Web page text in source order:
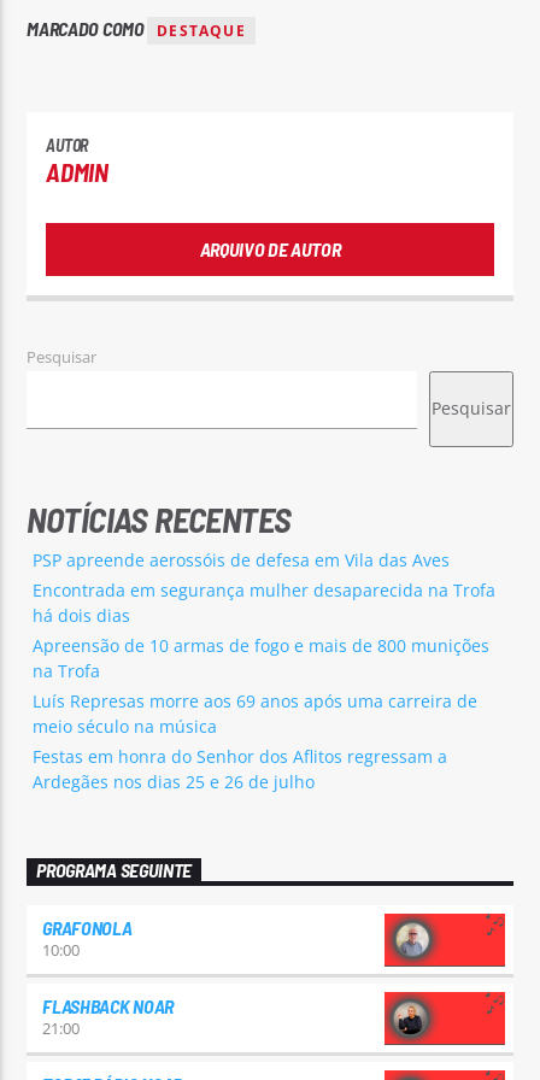
MARCADO COMO DESTAQUE
AUTOR
ADMIN
ARQUIVO DE AUTOR
Pesquisar
Pesquisar
NOTÍCIAS RECENTES
PSP apreende aerossóis de defesa em Vila das Aves
Encontrada em segurança mulher desaparecida na Trofa
há dois dias
Apreensão de 10 armas de fogo e mais de 800 munições
na Trofa
Luís Represas morre aos 69 anos após uma carreira de
meio século na música
Festas em honra do Senhor dos Aflitos regressam a
Ardegães nos dias 25 e 26 de julho
PROGRAMA SEGUINTE
GRAFONOLA
10:00
FLASHBACK NOAR
21:00